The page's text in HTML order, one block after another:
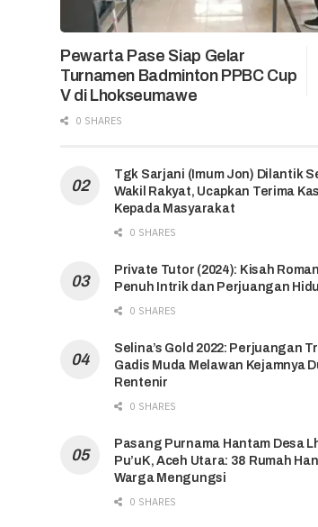
Pewarta Pase Siap Gelar
Turnamen Badminton PPBC Cup
V di Lhokseumawe
0 SHARES
Tgk Sarjani (Imum Jon) Dilantik
Wakil Rakyat, Ucapkan Terima
Kepada Masyarakat
0 SHARES
Private Tutor (2024): Kisah
Penuh Intrik dan Perjuangan
0 SHARES
Selina’s Gold 2022: Perjuangan
Gadis Muda Melawan Kejamnya
Rentenir
0 SHARES
Pasang Purnama Hantam Desa
Pu’uK, Aceh Utara: 38 Rumah
Warga Mengungsi
0 SHARES